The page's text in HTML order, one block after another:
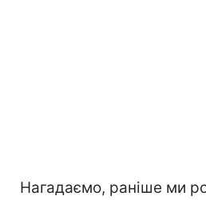
Нагадаємо, раніше ми